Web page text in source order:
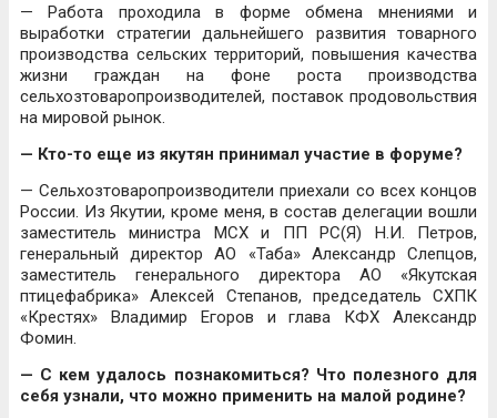
— Работа проходила в форме обмена мнениями и
выработки стратегии дальнейшего развития товарного
производства сельских территорий, повышения качества
жизни граждан на фоне роста производства
сельхозтоваропроизводителей, поставок продовольствия
на мировой рынок.
— Кто-то еще из якутян принимал участие в форуме?
— Сельхозтоваропроизводители приехали со всех концов
России. Из Якутии, кроме меня, в состав делегации вошли
заместитель министра МСХ и ПП РС(Я) Н.И. Петров,
генеральный директор АО «Таба» Александр Слепцов,
заместитель генерального директора АО «Якутская
птицефабрика» Алексей Степанов, председатель СХПК
«Крестях» Владимир Егоров и глава КФХ Александр
Фомин.
— С кем удалось познакомиться? Что полезного для
себя узнали, что можно применить на малой родине?